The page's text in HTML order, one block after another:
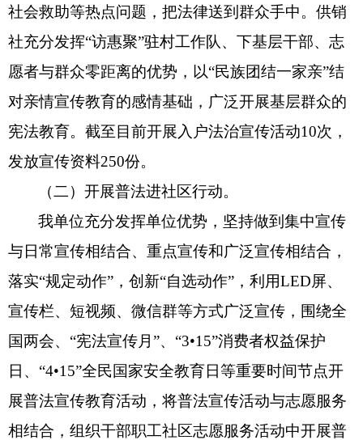
社会救助等热点问题，把法律送到群众手中。供销
社充分发挥“访惠聚”驻村工作队、下基层干部、志
愿者与群众零距离的优势，以“民族团结一家亲”结
对亲情宣传教育的感情基础，广泛开展基层群众的
宪法教育。截至目前开展入户法治宣传活动10次，
发放宣传资料250份。
（二）开展普法进社区行动。
我单位充分发挥单位优势，坚持做到集中宣传
与日常宣传相结合、重点宣传和广泛宣传相结合，
落实“规定动作”，创新“自选动作”，利用LED屏、
宣传栏、短视频、微信群等方式广泛宣传， 围绕全
国两会、 “宪法宣传月 ”、“3•15”消费者权益保护
日、“4•15”全民国家安全教育日等重要时间节点开
展普法宣传教育活动 ， 将普法宣传活动与志愿服务
相结合，组织干部职工社区志愿服务活动中开展普